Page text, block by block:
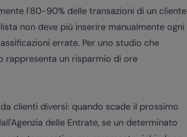
l'80-90% delle transazioni di un cliente
non deve più inserire manualmente ogni
errate. Per uno studio che
rappresenta un risparmio di ore
clienti diversi: quando scade il prossimo
delle Entrate, se un determinato